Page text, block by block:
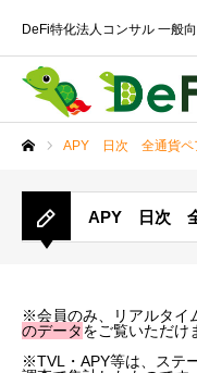
DeFi特化法人コンサル 一般
APY 日次 全通貨ペ
APY 日次
※会員のみ、リアルタイ
のデータをご覧いただけ
※TVL・APY等は、ステ